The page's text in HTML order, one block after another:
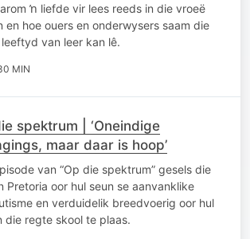
ŉ liefde vir lees reeds in die vroeë
en hoe ouers en onderwysers saam die
van leer kan lê.
MIN
spektrum | ‘Oneindige
maar daar is hoop’
van “Op die spektrum” gesels die
Pretoria oor hul seun se aanvanklike
en verduidelik breedvoerig oor hul
die regte skool te plaas.